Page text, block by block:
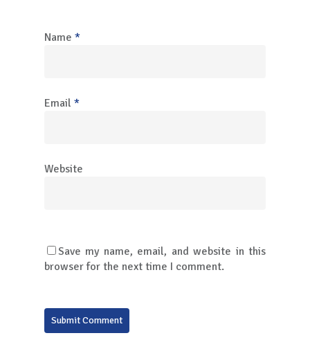
Name *
Email *
Website
Save my name, email, and website in this
browser for the next time I comment.